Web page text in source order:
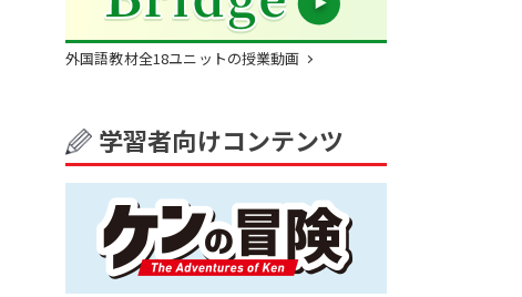
外国語教材全18ユニットの授業動画
学習者向けコンテンツ